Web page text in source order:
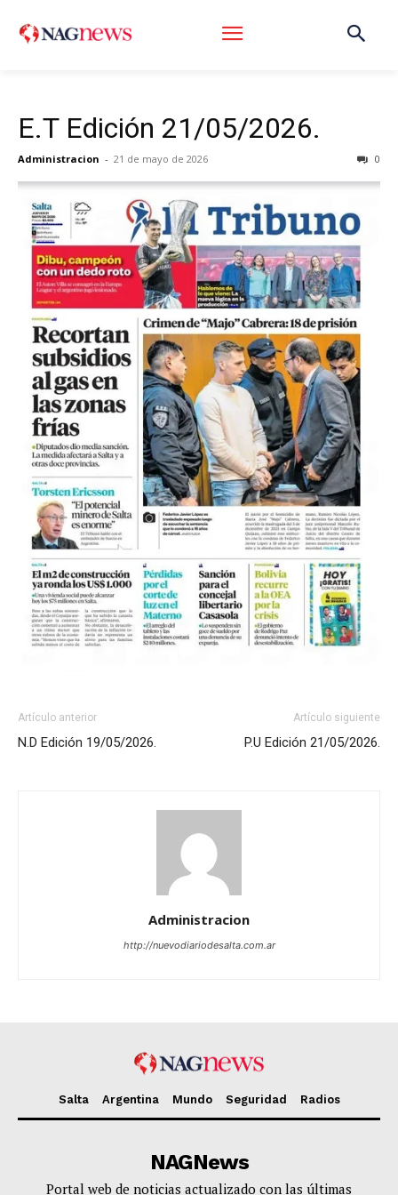
E.T Edición 21/05/2026.
Administracion - 21 de mayo de 2026 0
Artículo anterior
N.D Edición 19/05/2026.
Artículo siguiente
P.U Edición 21/05/2026.
Administracion
http://nuevodiariodesalta.com.ar
Salta Argentina Mundo Seguridad Radios
NAGNews
Portal web de noticias actualizado con las últimas